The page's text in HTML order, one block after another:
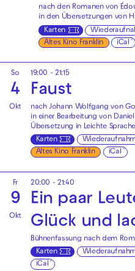
nach den Romanen von
in den Übersetzungen von
Karten
Altes Kino Franklin
iCal
So
4
Okt
19:00 - 21:15
Faust
nach Johann Wolfgang von
in einer Bearbeitung von
Übersetzung in Leichte
Karten
Altes Kino Franklin
iCal
Fr
9
Okt
20:00 - 21:40
Ein paar
Glück und
Bühnenfassung nach dem
Karten
iCal